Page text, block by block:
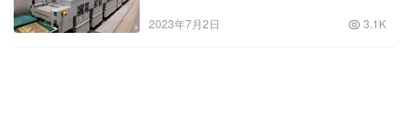
2023年7月2日 3.1K